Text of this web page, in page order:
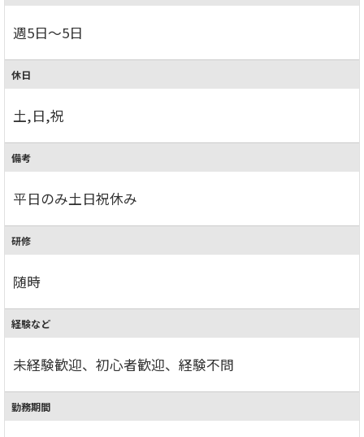
週5日～5日
休日
土,日,祝
備考
平日のみ土日祝休み
研修
随時
経験など
未経験歓迎、初心者歓迎、経験不問
勤務期間